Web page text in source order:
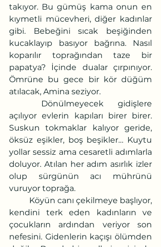
takıyor. Bu gümüş kama onun en
kıymetli mücevheri, diğer kadınlar
gibi. Bebeğini sıcak beşiğinden
kucaklayıp basıyor bağrına. Nasıl
koparılır toprağından taze bir
papatya? İçinde dualar çırpınıyor.
Ömrüne bu gece bir kör düğüm
atılacak, Amina seziyor.
açılıyor evlerin kapıları birer birer.
Suskun tokmaklar kalıyor geride,
öksüz eşikler, boş beşikler… Kuytu
yollar sessiz ama cesaretli adımlarla
doluyor. Atılan her adım asırlık izler
olup sürgünün acı mührünü
vuruyor toprağa.
kendini terk eden kadınların ve
çocukların ardından veriyor son
nefesini. Gidenlerin kaçışı ölümden